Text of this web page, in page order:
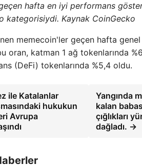
hafta en iyi performans
kategorisiydi. Kaynak CoinGecko
memecoin'ler geçen hafta
oran, katman 1 ağ tokenlarında
(DeFi) tokenlarında %5,4 oldu.
ile Katalanlar
hukukun
Avrupa
Yangında
kalan
çığlıkları
dağladı. →